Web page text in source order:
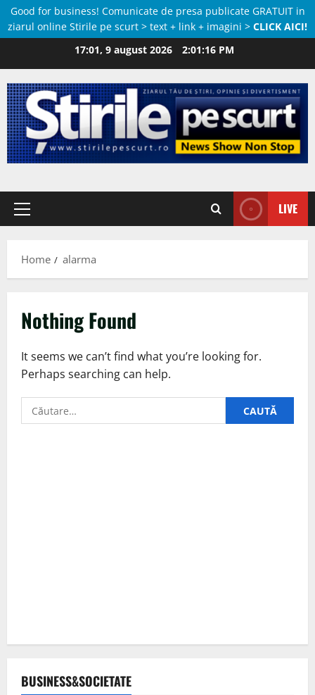
Good for business! Comunicate de presa publicate GRATUIT in
ziarul online Stirile pe scurt > text + link + imagini > CLICK AICI!
content
17:01, 9 august 2026 2:01:16 PM
Primary
LIVE
Home alarma
Nothing Found
It seems we can’t find what you’re looking for.
Perhaps searching can help.
Caută
după:
BUSINESS&SOCIETATE